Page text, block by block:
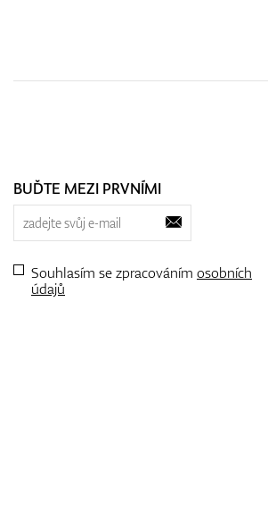
BUĎTE MEZI PRVNÍMI
Souhlasím se zpracováním osobních
údajů